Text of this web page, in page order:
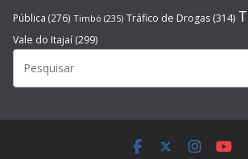
Pública (276) Timbó (235) Tráfico de Drogas (314)
Vale do Itajaí (299)